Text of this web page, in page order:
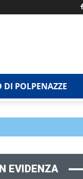
DI POLPENAZZE
EVIDENZA